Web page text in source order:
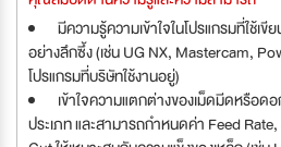
มีความรู้ความเข้าใจในโปรแกรมที่ใช้
อย่างลึกซึ้ง (เช่น UG NX, Mastercam,
โปรแกรมที่บริษัทใช้งานอยู่)
เข้าใจความแตกต่างของเม็ดมีดหรือด
ประเภท และสามารถกำหนดค่า Feed